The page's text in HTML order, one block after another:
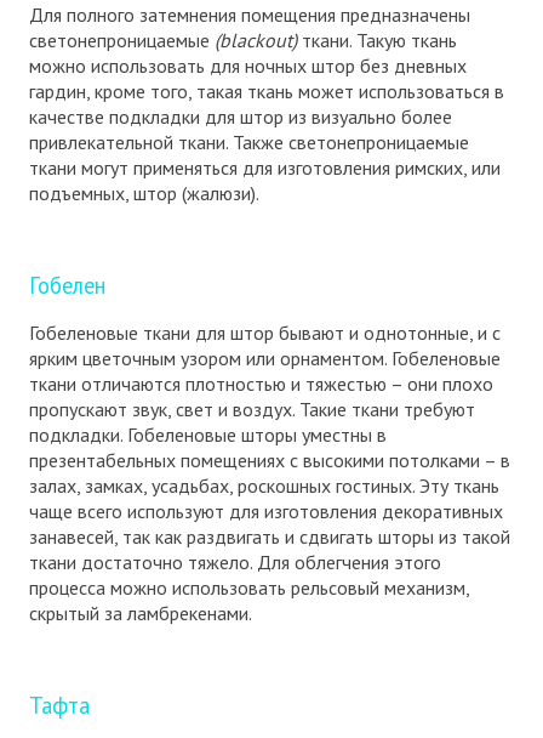
Для полного затемнения помещения предназначены
светонепроницаемые (blackout)ткани. Такую ткань
можно использовать для ночных штор без дневных
гардин, кроме того, такая ткань может использоваться в
качестве подкладки для штор из визуально более
привлекательной ткани. Также светонепроницаемые
ткани могут применяться для изготовления римских, или
подъемных, штор (жалюзи).
Гобелен
Гобеленовые ткани для штор бывают и однотонные, и с
ярким цветочным узором или орнаментом. Гобеленовые
ткани отличаются плотностью и тяжестью – они плохо
пропускают звук, свет и воздух. Такие ткани требуют
подкладки. Гобеленовые шторы уместны в
презентабельных помещениях с высокими потолками – в
залах, замках, усадьбах, роскошных гостиных. Эту ткань
чаще всего используют для изготовления декоративных
занавесей, так как раздвигать и сдвигать шторы из такой
ткани достаточно тяжело. Для облегчения этого
процесса можно использовать рельсовый механизм,
скрытый за ламбрекенами.
Тафта